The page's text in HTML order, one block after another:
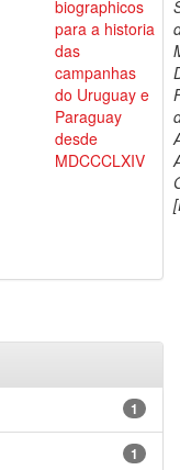
biographicos
para a historia
das
campanhas
do Uruguay e
Paraguay
desde
MDCCCLXIV
1
1